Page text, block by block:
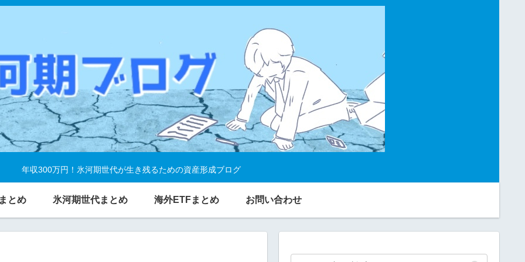
年収300万円！氷河期世代が生き残るための資産形成ブログ
とめ 氷河期世代まとめ 海外ETFまとめ お問い合わせ